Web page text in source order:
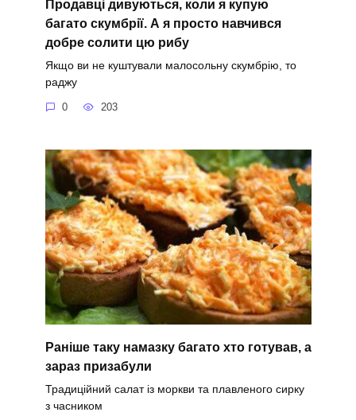
Продавці дивуються, коли я купую
багато скумбрії. А я просто навчився
добре солити цю рибу
Якщо ви не куштували малосольну скумбрію, то
раджу
0 203
Раніше таку намазку багато хто готував, а
зараз призабули
Традиційний салат із моркви та плавленого сирку
з часником